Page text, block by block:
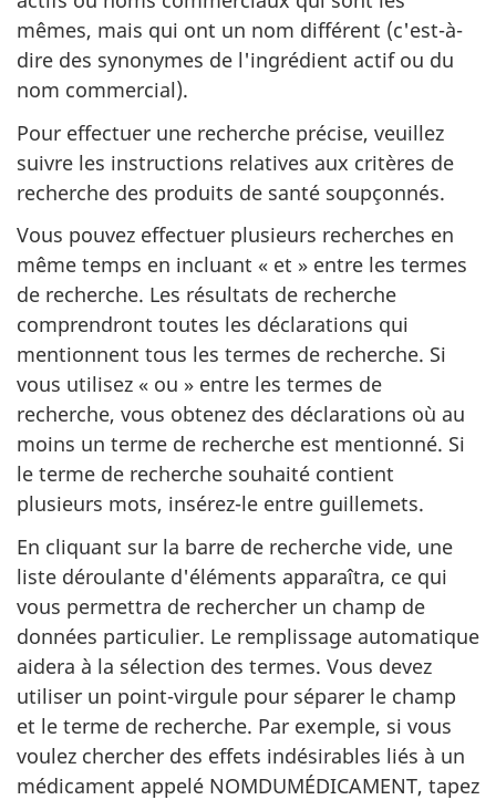
mêmes, mais qui ont un nom différent (c'est-à-
dire des synonymes de l'ingrédient actif ou du
nom commercial).
Pour effectuer une recherche précise, veuillez
suivre les instructions relatives aux critères de
recherche des produits de santé soupçonnés.
Vous pouvez effectuer plusieurs recherches en
même temps en incluant « et » entre les termes
de recherche. Les résultats de recherche
comprendront toutes les déclarations qui
mentionnent tous les termes de recherche. Si
vous utilisez « ou » entre les termes de
recherche, vous obtenez des déclarations où au
moins un terme de recherche est mentionné. Si
le terme de recherche souhaité contient
plusieurs mots, insérez-le entre guillemets.
En cliquant sur la barre de recherche vide, une
liste déroulante d'éléments apparaîtra, ce qui
vous permettra de rechercher un champ de
données particulier. Le remplissage automatique
aidera à la sélection des termes. Vous devez
utiliser un point-virgule pour séparer le champ
et le terme de recherche. Par exemple, si vous
voulez chercher des effets indésirables liés à un
médicament appelé NOMDUMÉDICAMENT, tapez